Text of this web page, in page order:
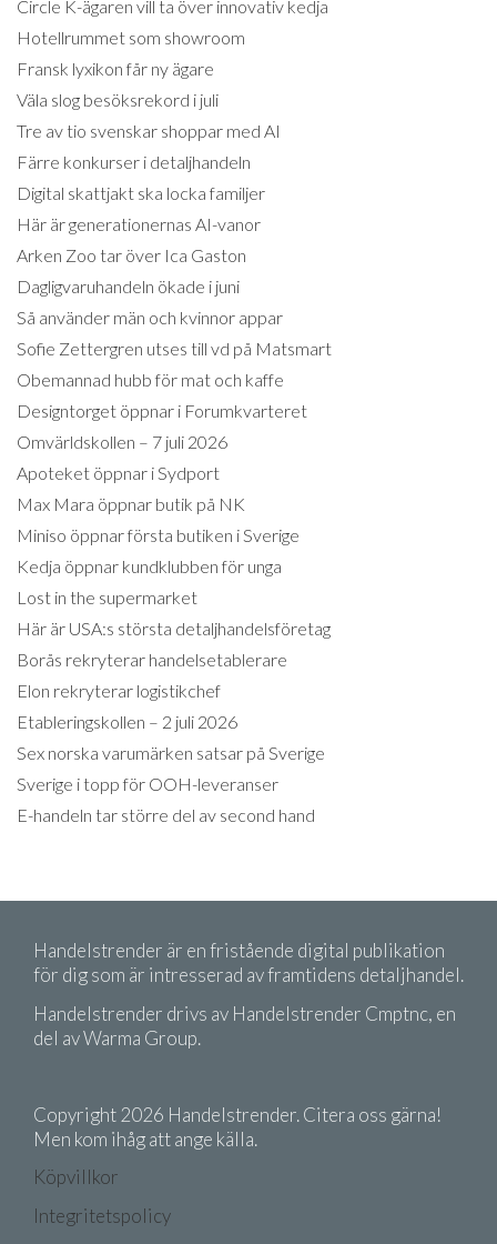
Circle K-ägaren vill ta över innovativ kedja
Hotellrummet som showroom
Fransk lyxikon får ny ägare
Väla slog besöksrekord i juli
Tre av tio svenskar shoppar med AI
Färre konkurser i detaljhandeln
Digital skattjakt ska locka familjer
Här är generationernas AI-vanor
Arken Zoo tar över Ica Gaston
Dagligvaruhandeln ökade i juni
Så använder män och kvinnor appar
Sofie Zettergren utses till vd på Matsmart
Obemannad hubb för mat och kaffe
Designtorget öppnar i Forumkvarteret
Omvärldskollen – 7 juli 2026
Apoteket öppnar i Sydport
Max Mara öppnar butik på NK
Miniso öppnar första butiken i Sverige
Kedja öppnar kundklubben för unga
Lost in the supermarket
Här är USA:s största detaljhandelsföretag
Borås rekryterar handelsetablerare
Elon rekryterar logistikchef
Etableringskollen – 2 juli 2026
Sex norska varumärken satsar på Sverige
Sverige i topp för OOH-leveranser
E-handeln tar större del av second hand
Handelstrender är en fristående digital publikation
för dig som är intresserad av framtidens detaljhandel.
Handelstrender drivs av Handelstrender Cmptnc, en
del av Warma Group.
Copyright 2026 Handelstrender. Citera oss gärna!
Men kom ihåg att ange källa.
Köpvillkor
Integritetspolicy